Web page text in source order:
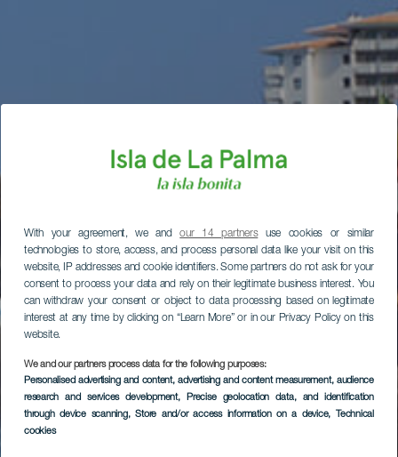
With your agreement, we andour 14 partnersuse cookies or similar
technologies to store, access, and process personal data like your visit on this
website, IP addresses and cookie identifiers. Some partners do not ask for your
consent to process your data and rely on their legitimate business interest. You
can withdraw your consent or object to data processing based on legitimate
interest at any time by clicking on “Learn More” or in our Privacy Policy on this
website.
We and our partners process data for the following purposes:
Personalised advertising and content, advertising and content measurement, audience
research and services development, Precise geolocation data, and identification
through device scanning, Store and/or access information on a device, Technical
cookies